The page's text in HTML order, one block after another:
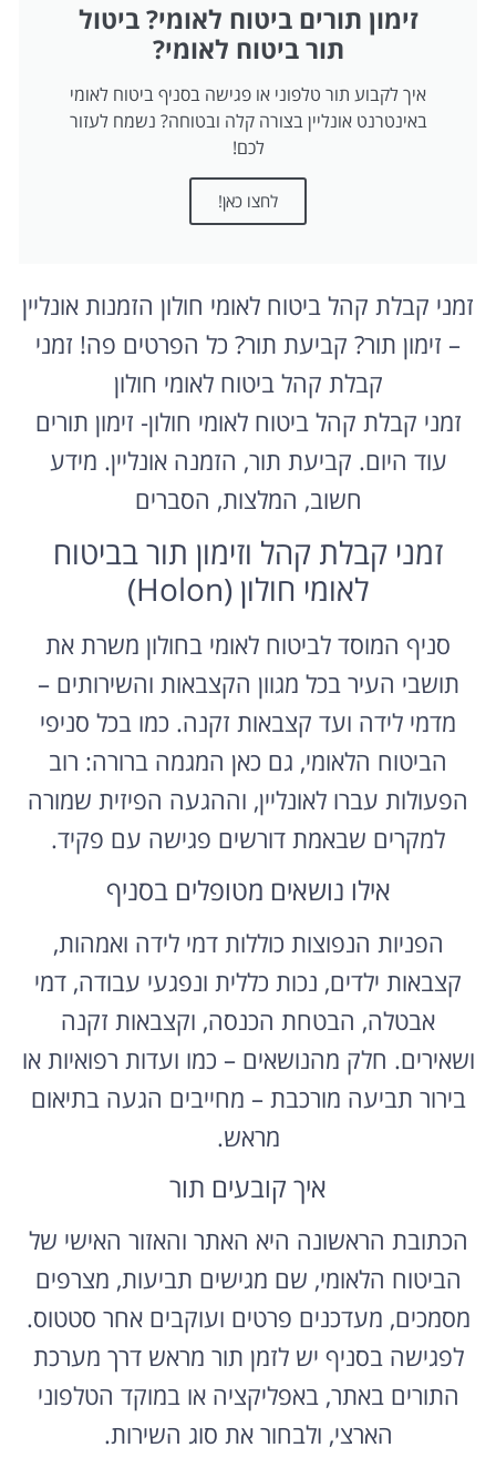
זימון תורים ביטוח לאומי? ביטול
תור ביטוח לאומי?
איך לקבוע תור טלפוני או פגישה בסניף ביטוח לאומי
באינטרנט אונליין בצורה קלה ובטוחה? נשמח לעזור
לכם!
לחצו כאן!
זמני קבלת קהל ביטוח לאומי חולון הזמנות אונליין
– זימון תור? קביעת תור? כל הפרטים פה! זמני
קבלת קהל ביטוח לאומי חולון
זמני קבלת קהל ביטוח לאומי חולון- זימון תורים
עוד היום. קביעת תור, הזמנה אונליין. מידע
חשוב, המלצות, הסברים
זמני קבלת קהל וזימון תור בביטוח
לאומי חולון (Holon)
סניף המוסד לביטוח לאומי בחולון משרת את
תושבי העיר בכל מגוון הקצבאות והשירותים –
מדמי לידה ועד קצבאות זקנה. כמו בכל סניפי
הביטוח הלאומי, גם כאן המגמה ברורה: רוב
הפעולות עברו לאונליין, וההגעה הפיזית שמורה
למקרים שבאמת דורשים פגישה עם פקיד.
אילו נושאים מטופלים בסניף
הפניות הנפוצות כוללות דמי לידה ואמהות,
קצבאות ילדים, נכות כללית ונפגעי עבודה, דמי
אבטלה, הבטחת הכנסה, וקצבאות זקנה
ושאירים. חלק מהנושאים – כמו ועדות רפואיות או
בירור תביעה מורכבת – מחייבים הגעה בתיאום
מראש.
איך קובעים תור
הכתובת הראשונה היא האתר והאזור האישי של
הביטוח הלאומי, שם מגישים תביעות, מצרפים
מסמכים, מעדכנים פרטים ועוקבים אחר סטטוס.
לפגישה בסניף יש לזמן תור מראש דרך מערכת
התורים באתר, באפליקציה או במוקד הטלפוני
הארצי, ולבחור את סוג השירות.